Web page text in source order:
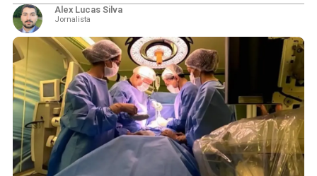
Alex Lucas Silva
Jornalista